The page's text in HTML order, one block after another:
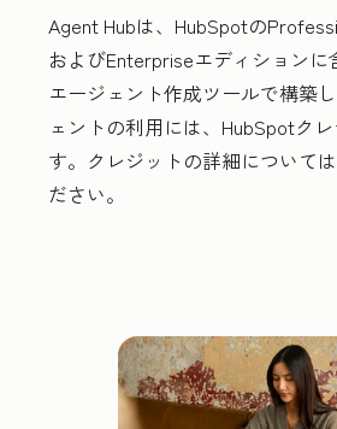
Agent Hubは、HubSpotの
およびEnterpriseエディションに
エージェント作成ツールで構築
ェントの利用には、HubSpotク
す。クレジットの詳細については
ださい。